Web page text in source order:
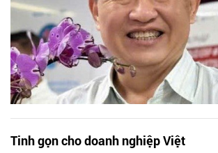
Tinh gọn cho doanh nghiệp Việt